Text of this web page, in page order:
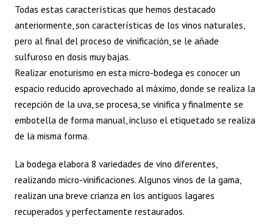
Todas estas características que hemos destacado
anteriormente, son características de los vinos naturales,
pero al final del proceso de vinificación, se le añade
sulfuroso en dosis muy bajas.
Realizar enoturismo en esta micro-bodega es conocer un
espacio reducido aprovechado al máximo, donde se realiza la
recepción de la uva, se procesa, se vinifica y finalmente se
embotella de forma manual, incluso el etiquetado se realiza
de la misma forma.
La bodega elabora 8 variedades de vino diferentes,
realizando micro-vinificaciones. Algunos vinos de la gama,
realizan una breve crianza en los antiguos lagares
recuperados y perfectamente restaurados.